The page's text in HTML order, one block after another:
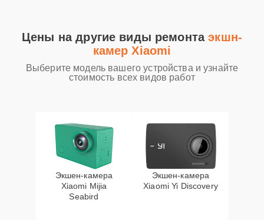
Цены на другие виды ремонтаэкшн-
камер Xiaomi
Выберите модель вашего устройства и узнайте
стоимость всех видов работ
Экшен-камера
Xiaomi Mijia
Seabird
Экшен-камера
Xiaomi Yi Discovery